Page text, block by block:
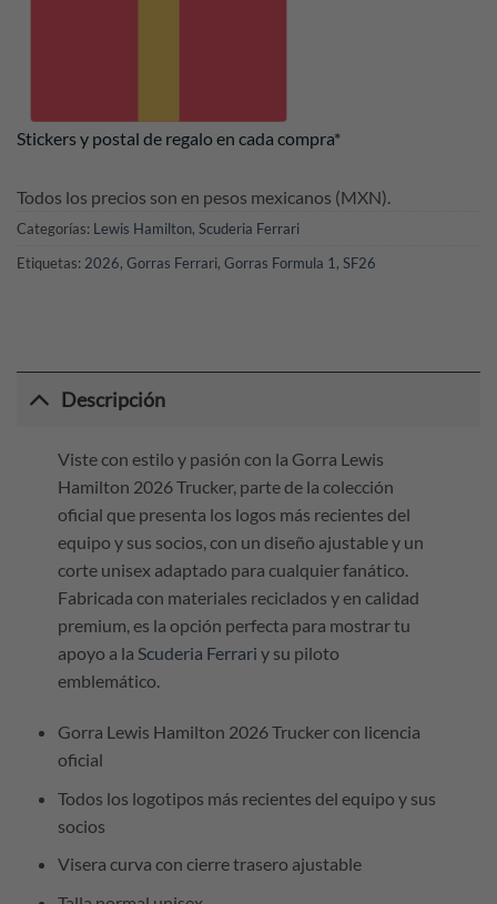
Stickers y postal de regalo en cada compra*
Todos los precios son en pesos mexicanos (MXN).
Categorías: Lewis Hamilton, Scuderia Ferrari
Etiquetas: 2026, Gorras Ferrari, Gorras Formula 1, SF26
Descripción
Viste con estilo y pasión con la Gorra Lewis
Hamilton 2026 Trucker, parte de la colección
oficial que presenta los logos más recientes del
equipo y sus socios, con un diseño ajustable y un
corte unisex adaptado para cualquier fanático.
Fabricada con materiales reciclados y en calidad
premium, es la opción perfecta para mostrar tu
apoyo a la Scuderia Ferrari y su piloto
emblemático.
Gorra Lewis Hamilton 2026 Trucker con licencia
oficial
Todos los logotipos más recientes del equipo y sus
socios
Visera curva con cierre trasero ajustable